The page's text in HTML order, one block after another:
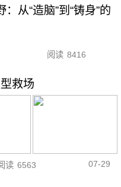
从“造脑”到“铸身”的
阅读 8416
救场
读 6563 07-29